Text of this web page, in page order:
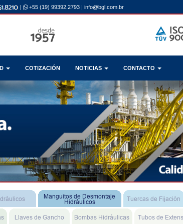
| +55 (19) 99392.2793 | info@bgl.com.br
COTIZACIÓN NOTICIAS CONTACTO